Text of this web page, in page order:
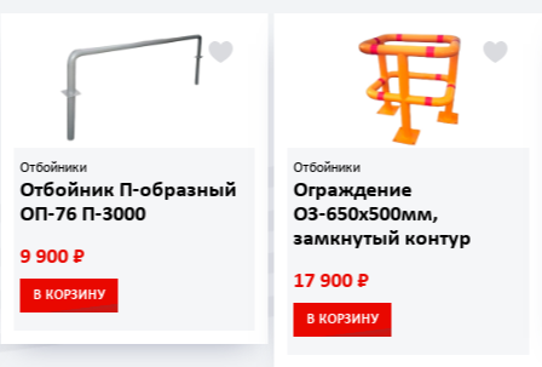
Отбойники
Отбойник П-образный
ОП-76 П-3000
9 900 ₽
В КОРЗИНУ
Отбойники
Ограждение
ОЗ-650х500мм,
замкнутый контур
17 900 ₽
В КОРЗИНУ